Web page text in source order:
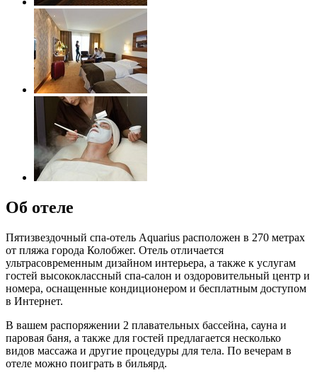
Об отеле
Пятизвездочный спа-отель Aquarius расположен в 270 метрах
от пляжа города Колобжег. Отель отличается
ультрасовременным дизайном интерьера, а также к услугам
гостей высококлассный спа-салон и оздоровительный центр и
номера, оснащенные кондиционером и бесплатным доступом
в Интернет.
В вашем распоряжении 2 плавательных бассейна, сауна и
паровая баня, а также для гостей предлагается несколько
видов массажа и другие процедуры для тела. По вечерам в
отеле можно поиграть в бильярд.